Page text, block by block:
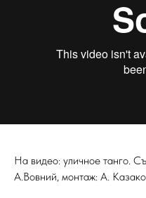
На видео: уличное танго.
А.Вовний, монтаж: А.